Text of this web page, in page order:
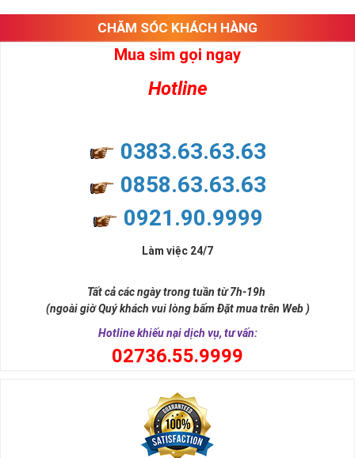
như sự sắp xếp của các con số trong sim.
Ý nghĩa sim tứ quý 2
nhiều thành công, thăng tiến hơn.
và tính hai mặt. Số 2 thúc giục chúng ta lựa chọn, dựa vào những
đời, nơi bạn phải đưa ra những quyết định quan trọng.
CHĂM SÓC KHÁCH HÀNG
Mua sim gọi ngay
Hotline
0383.63.63.63
0858.63.63.63
0921.90.9999
Làm việc 24/7
Tất cả các ngày trong tuần từ 7h-19h
(ngoài giờ Quý khách vui lòng bấm Đặt mua trên Web )
Hotline khiếu nại dịch vụ, tư vấn:
02736.55.9999